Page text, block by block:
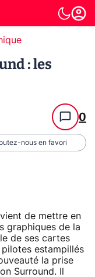
: les
0
nous en favori
de mettre en
graphiques de la
de ses cartes
pilotes estampillés
la prise
Surround. Il